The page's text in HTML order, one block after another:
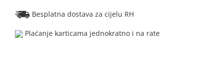
Besplatna dostava za cijelu RH
Plaćanje karticama jednokratno i na rate